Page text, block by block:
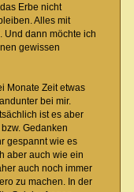
Erbe nicht
Alles mit
Und dann möchte ich
gewissen
Monate Zeit etwas
bei mir.
ist es aber
Gedanken
gespannt wie es
aber auch wie ein
auch noch immer
zu machen. In der